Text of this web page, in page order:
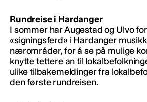
Rundreise i Hardanger
I sommer har Augestad og Ulvo
«signingsferd» i Hardanger
nærområder, for å se på mulige
knytte tettere an til
ulike tilbakemeldinger fra
den første rundreisen.